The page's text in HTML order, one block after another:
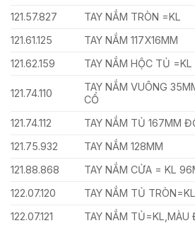
121.57.827 TAY NẮM TRÒN =KL
121.61.125
TAY NẮM 117X16MM
121.62.159
TAY NẮM HỘC TỦ =KL
121.74.110
TAY NẮM VUÔNG
CỔ
121.74.112 TAY NẮM TỦ 167MM
121.75.932
TAY NẮM 128MM
121.88.868
TAY NẮM CỬA = KL
122.07.120
TAY NẮM TỦ
122.07.121
TAY NẮM TỦ=KL,MÀU